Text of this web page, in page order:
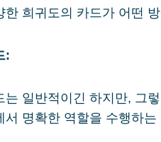
한 희귀도의 카드가 어떤
:
는 일반적이긴 하지만, 그
서 명확한 역할을 수행하는